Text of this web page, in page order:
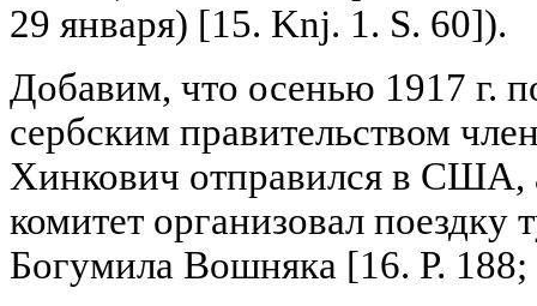
29 января) [15. Knj. 1. S. 60]).
Добавим, что осенью 1917 г.
сербским правительством
Хинкович отправился в США,
комитет организовал поездку
Богумила Вошняка [16. Р.